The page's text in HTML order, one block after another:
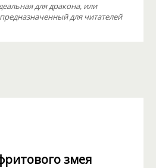
для дракона, или
для читателей
змея